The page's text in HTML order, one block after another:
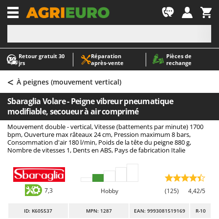
Retour gratuit 30
jrs
Réparation
après‑vente
Pièces de
rechange
-1
A
Abris de jardin
Accessoires pour tracteurs tondeuses autoportés
Aérateurs Scarificateurs pour gazon
Arracheuses de pommes de terre pour tracteur
Aspirateurs - Balais Électriques
Aspirateurs à cendres
Aspirateurs à feuilles sur roues
Aspirateurs de piscine
Aspirateurs Multifonctions
Atomiseurs agricoles pour tracteurs
Atomiseurs pour traitements
A
AgriEuro Premium
AgriEuro TOP-LINE
AGT
Aima
Airmec
AL-KO
ALA 2000
Alce
Alpina
Ama
< À peignes (mouvement vertical)
Sbaraglia Volare - Peigne vibreur pneumatique
modifiable, secoueur à air comprimé
Mouvement double - vertical, Vitesse (battements par minute) 1700
bpm, Ouverture max râteaux 24 cm, Pression maximum 8 bars,
Consommation d'air 180 l/min, Poids de la tête du peigne 880 g,
Nombre de vitesses 1, Dents en ABS, Pays de fabrication Italie
7,3 Hobby (125) 4,42/5
ID: K605537 MPN: 1287 EAN: 9993081519169 R-10